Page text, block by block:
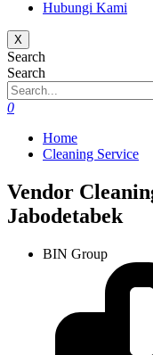
Hubungi Kami
X
Search
Search
0
Home
Cleaning Service
Vendor
Jabodetabek
BIN Group